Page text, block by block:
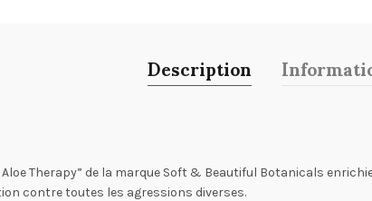
Description
Therapy” de la marque Soft & Beautiful Botanicals
contre toutes les agressions diverses.